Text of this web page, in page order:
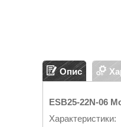
Опис
ESB25-22N-06
Характеристики: